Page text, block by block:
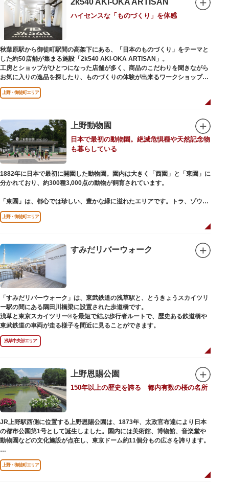
参拝は6:00～17:00（御朱印の授与は9:00～17:00）
ハイセンスな「ものづくり」を体感
秋葉原駅から御徒町駅間の高架下にある、「日本のものづくり」をテーマと
した約50店舗が集まる施設「2k540 AKI-OKA ARTISAN」。
工房とショップがひとつになった店舗が多く、商品のこだわりを聞きながら
お気に入りの逸品を探したり、ものづくりの体験が出来るワークショップに
参加して自分だけのオリジナル商品を作ったり、クリエイターと直接コミュ
ニケーションをとりながらのショッピングが楽しめます。飲食店もあるので
ないぬくもりと、新しいデザインの商品に出会うことができます。
名前の由来は、東京駅から2k540m付近にあることから「2k540」、秋葉原
駅（AKIHABARA）と御徒町駅（OKACHIMACHI）の間にあるという造語
「AKI-OKA」、フランス語で「職人」を意味する「ARTISAN」を組み合わ
せたもの。
施設周辺は、江戸の文化を伝える伝統工芸職人の街だったという背景もあ
り、現在もジュエリーや皮製品を扱うお店が多く、高いセンスとクオリティ
をもった店舗が集結しています。
上野・御徒町エリア
上野動物園
日本で最初の動物園。絶滅危惧種や天然記念物
も暮らしている
1882年に日本で最初に開園した動物園。園内は大きく「西園」と「東園」に
分かれており、約300種3,000点の動物が飼育されています。
「東園」は、都心では珍しい、豊かな緑に溢れたエリアです。トラ、ゾウな
どが住む森エリアや、ホッキョクグマやアザラシが住む海エリアでは、水浴
びなど迫力あるシーンが目撃できることもあります。国指定重要文化財の
一方「西園」は、蓮の名所としても知られる風光明媚な「不忍池」のほとり
に位置する区域。キリンやサイなどの人気動物をはじめ、アイアイや“動か
ない鳥”として話題のハシビロコウなどユニークな種も見られます。
子ども動物園「すてっぷ」では、小動物を間近で観察することを通じて、命
の大切さや生きものの魅力が学べる体験プログラムが実施されています。
歩き疲れたり、お腹が空いてきたら、園内にいくつかあるフードショップで
休憩しましょう。それぞれのお店で、動物たちをモチーフにした可愛いフー
ドやスイーツが食べられます。オリジナルグッズを取り扱うギフトショップ
も必見です。
上野・御徒町エリア
すみだリバーウォーク
「すみだリバーウォーク」は、東武鉄道の浅草駅と、とうきょうスカイツリ
ー駅の間にある隅田川橋梁に設置された歩道橋です。
浅草と東京スカイツリー®を最短で結ぶ歩行者ルートで、歴史ある鉄道橋や
東武鉄道の車両が走る様子を間近に見ることができます。
浅草中央部エリア
上野恩賜公園
150年以上の歴史を誇る 都内有数の桜の名所
JR上野駅西側に位置する上野恩賜公園は、1873年、太政官布達により日本
の都市公園第1号として誕生しました。園内には美術館、博物館、音楽堂や
動物園などの文化施設が点在し、東京ドーム約11個分もの広さを誇ります。
ソメイヨシノやヤマザクラなど約1,200本の桜が植えられた園内は、桜の名
所としても有名。シーズンにはライトアップされた夜桜が一層風情を添え、
例年延べ330万人近い人出となります。不忍池（しのばずのいけ）は江戸時
上野・御徒町エリア